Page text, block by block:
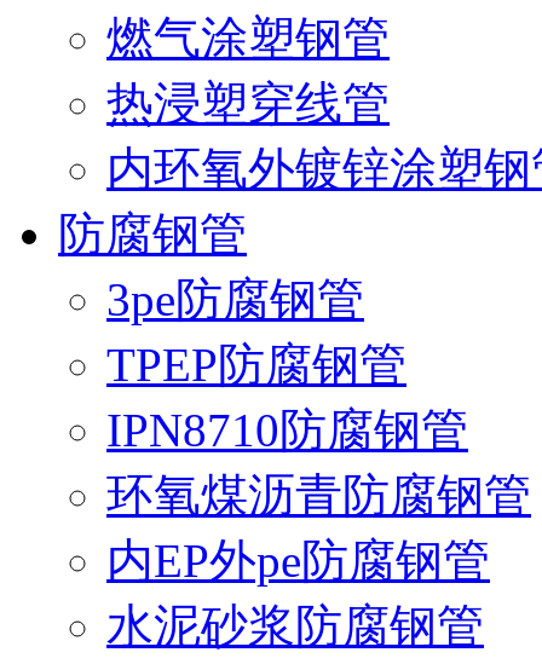
燃气涂塑钢管
热浸塑穿线管
内环氧外镀锌涂塑钢
防腐钢管
3pe防腐钢管
TPEP防腐钢管
IPN8710防腐钢管
环氧煤沥青防腐钢管
内EP外pe防腐钢管
水泥砂浆防腐钢管